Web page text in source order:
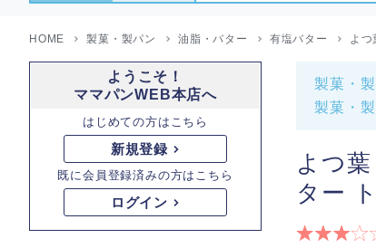
HOME 製菓・製パン 油脂・バター 有塩バター よつ
製菓・
製菓・
よつ
ター
ようこそ！
ママパンWEB本店へ
はじめての方はこちら
新規登録
既に会員登録済みの方はこちら
ログイン